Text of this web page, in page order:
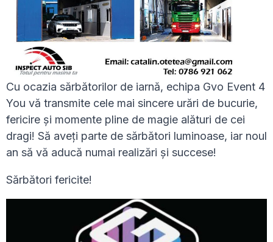
Cu ocazia sărbătorilor de iarnă, echipa Gvo Event 4
You vă transmite cele mai sincere urări de bucurie,
fericire și momente pline de magie alături de cei
dragi! Să aveți parte de sărbători luminoase, iar noul
an să vă aducă numai realizări și succese!
Sărbători fericite!